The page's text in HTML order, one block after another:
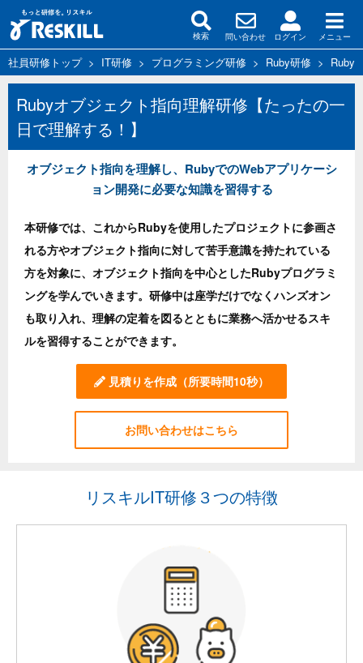
検索 問い合わせ ログイン メニュー
社員研修トップ> IT研修 > プログラミング研修 > Ruby研修 > Ruby
Rubyオブジェクト指向理解研修【たったの一
日で理解する！】
オブジェクト指向を理解し、RubyでのWebアプリケーシ
ョン開発に必要な知識を習得する
本研修では、これからRubyを使用したプロジェクトに参画さ
れる方やオブジェクト指向に対して苦手意識を持たれている
方を対象に、オブジェクト指向を中心としたRubyプログラミ
ングを学んでいきます。研修中は座学だけでなくハンズオン
も取り入れ、理解の定着を図るとともに業務へ活かせるスキ
ルを習得することができます。
見積りを作成 （所要時間10秒）
お問い合わせはこちら
リスキルIT研修３つの特徴